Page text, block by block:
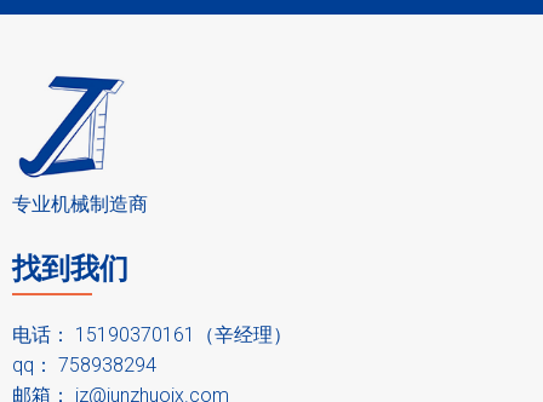
专业机械制造商
找到我们
电话： 15190370161（辛经理）
qq： 758938294
邮箱： jz@junzhuojx.com